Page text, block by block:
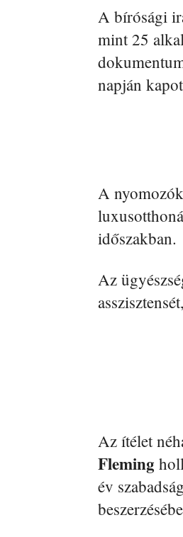
A bírósági
mint 25
napján
A
időszakban.
Az
Az ítélet
Fleming
év